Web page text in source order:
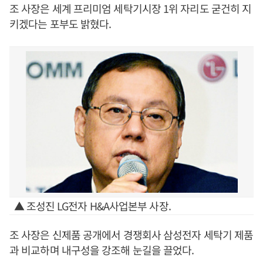
조 사장은 세계 프리미엄 세탁기시장 1위 자리도 굳건히 지
키겠다는 포부도 밝혔다.
▲ 조성진 LG전자 H&A사업본부 사장.
조 사장은 신제품 공개에서 경쟁회사 삼성전자 세탁기 제품
과 비교하며 내구성을 강조해 눈길을 끌었다.